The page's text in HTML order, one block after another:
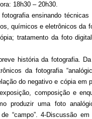
18h30 – 20h30.
ensinando
químicos e eletrônicos da
tratamento da foto
história da fotografia.
da fotografia
do negativo e cópia
composição e
produzir uma foto
“campo”. 4-Discussão